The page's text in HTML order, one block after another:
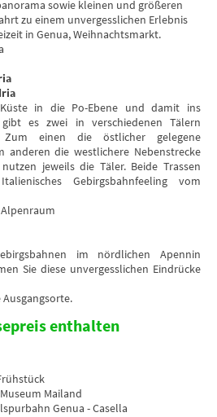
sowie kleinen und größeren
zu einem unvergesslichen Erlebnis
in Genua, Weihnachtsmarkt.
in die Po-Ebene und damit ins
es zwei in verschiedenen Tälern
Zum einen die östlicher gelegene
anderen die westlichere Nebenstrecke
jeweils die Täler. Beide Trassen
Gebirgsbahnfeeling vom
im nördlichen Apennin
Sie diese unvergesslichen Eindrücke
Ausgangsorte.
enthalten
Mailand
Genua - Casella